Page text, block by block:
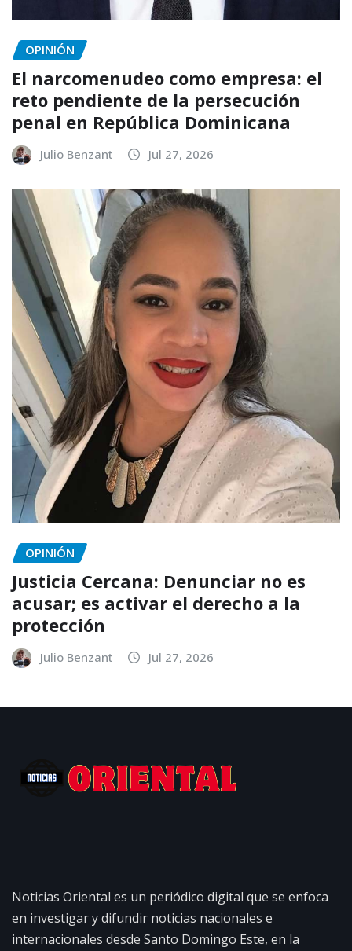
OPINIÓN
El narcomenudeo como empresa: el
reto pendiente de la persecución
penal en República Dominicana
Julio Benzant Jul 27, 2026
OPINIÓN
Justicia Cercana: Denunciar no es
acusar; es activar el derecho a la
protección
Julio Benzant Jul 27, 2026
Noticias Oriental es un periódico digital que se enfoca
en investigar y difundir noticias nacionales e
internacionales desde Santo Domingo Este, en la